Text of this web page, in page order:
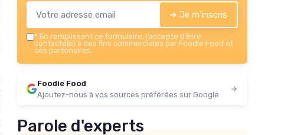
➔ Je m'inscris
* En remplissant ce formulaire, j’accepte d’être
contacté(e) à des fins commerciales par Foodie Food et
ses partenaires.
Foodie Food
Ajoutez-nous à vos sources préférées sur Google
Parole d'experts